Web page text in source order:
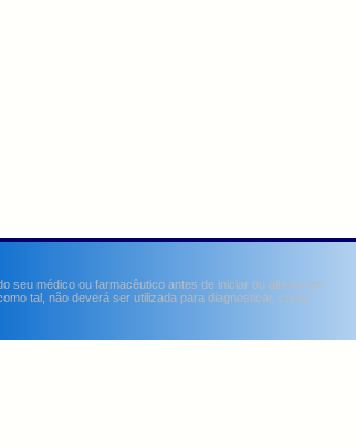
seu médico ou farmacêutico antes de iniciar ou alterar um
tal, não deverá ser utilizada para diagnosticar, curar,